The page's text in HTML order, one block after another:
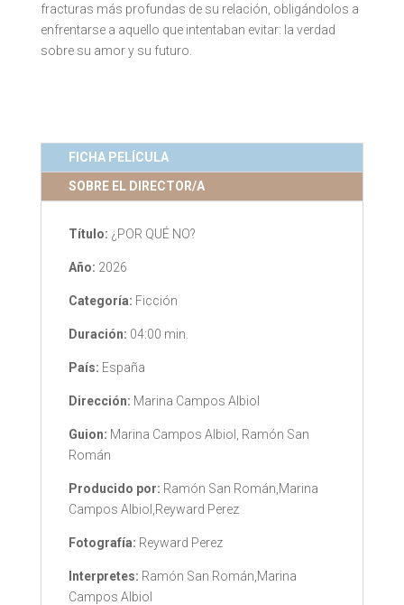
fracturas más profundas de su relación, obligándolos a
enfrentarse a aquello que intentaban evitar: la verdad
sobre su amor y su futuro.
FICHA PELÍCULA
SOBRE EL DIRECTOR/A
Título: ¿POR QUÉ NO?
Año: 2026
Categoría: Ficción
Duración: 04:00 min.
País: España
Dirección: Marina Campos Albiol
Guion: Marina Campos Albiol, Ramón San
Román
Producido por: Ramón San Román,Marina
Campos Albiol,Reyward Perez
Fotografía: Reyward Perez
Interpretes: Ramón San Román,Marina
Campos Albiol